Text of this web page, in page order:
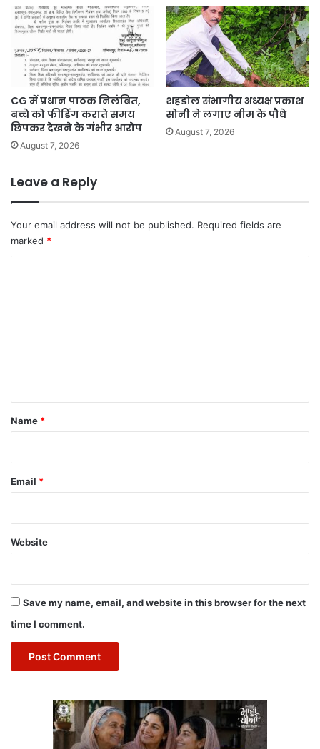
CG में प्रधान पाठक निलंबित,
बच्चे को फीडिंग कराते समय
छिपकर देखने के गंभीर आरोप
August 7, 2026
शहडोल संभागीय अध्यक्ष प्रकाश
सोनी ने लगाए नीम के पौधे
August 7, 2026
Leave a Reply
Your email address will not be published. Required fields are
marked *
*
Name *
Email *
Website
Save my name, email, and website in this browser for the next
time I comment.